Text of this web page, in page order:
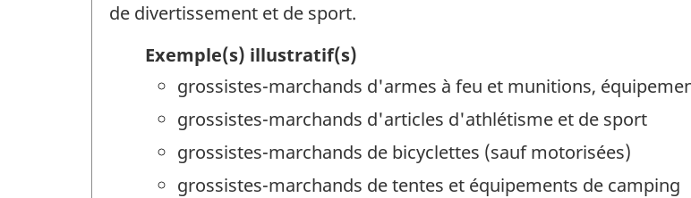
de divertissement et de sport.
Exemple(s) illustratif(s)
grossistes-marchands d'armes à feu et munitions,
grossistes-marchands d'articles d'athlétisme et de sport
grossistes-marchands de bicyclettes (sauf motorisées)
grossistes-marchands de tentes et équipements de camping